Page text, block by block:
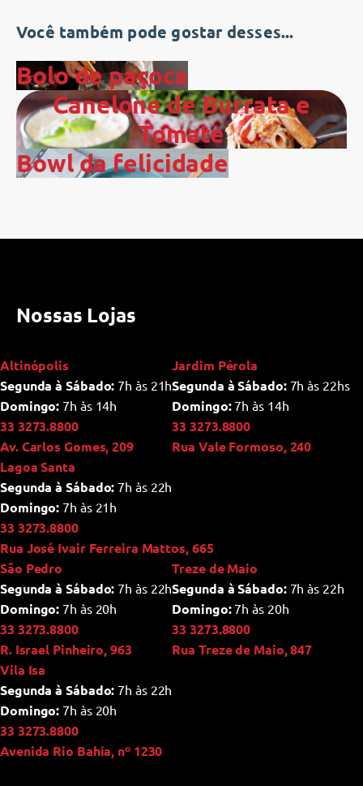
Você também pode gostar desses...
Bolo de paçoca
Canelone de Burrata e
Tomate
Bowl da felicidade
Nossas Lojas
Altinópolis
Segunda à Sábado: 7h às 21h
Domingo: 7h às 14h
33 3273.8800
Av. Carlos Gomes, 209
Jardim Pérola
Segunda à Sábado:7h às 22hs
Domingo:7h às 14h
33 3273.8800
Rua Vale Formoso, 240
Lagoa Santa
Segunda à Sábado: 7h às 22h
Domingo: 7h às 21h
33 3273.8800
Rua José Ivair Ferreira Mattos, 665
São Pedro
Segunda à Sábado: 7h às 22h
Domingo: 7h às 20h
33 3273.8800
R. Israel Pinheiro, 963
Treze de Maio
Segunda à Sábado:7h às 22h
Domingo:7h às 20h
33 3273.8800
Rua Treze de Maio, 847
Vila Isa
Segunda à Sábado: 7h às 22h
Domingo: 7h às 20h
33 3273.8800
Avenida Rio Bahia, nº 1230